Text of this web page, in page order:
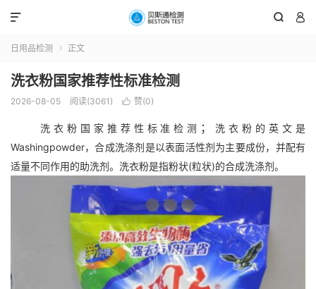
 

日用品检测  正文
洗衣粉国家推荐性标准检测
2026-08-05 阅读(3061)  赞(0)
洗衣粉国家推荐性标准检测 ；
洗衣粉的英文是
Washingpowder，合成洗涤剂是以表面活性剂为主要成份，并配有
适量不同作用的助洗剂。洗衣粉是指粉状(粒状)的合成洗涤剂。